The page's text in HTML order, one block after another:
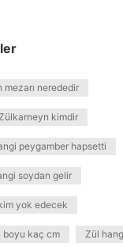
nerededir
kimdir
peygamber hapsetti
soydan gelir
yok edecek
boyu kaç cm Zül